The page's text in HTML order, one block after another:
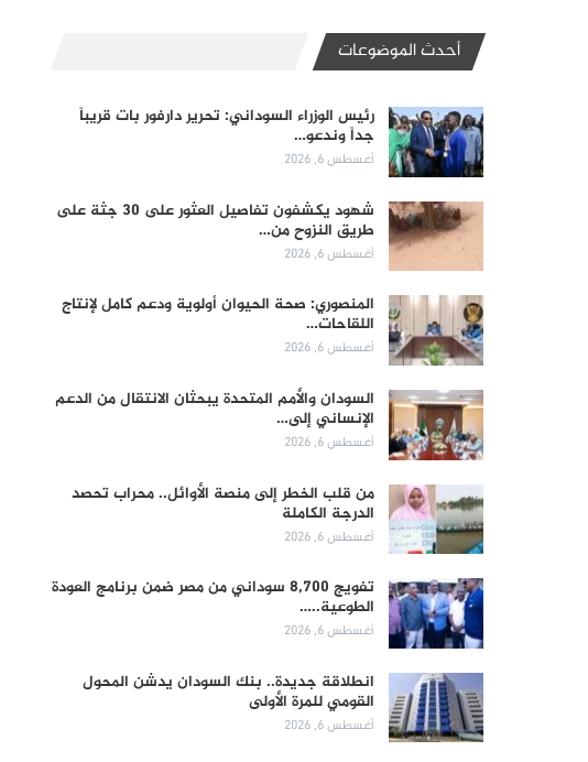
أحدث الموضوعات
رئيس الوزراء السوداني: تحرير دارفور بات قريباً
جداً وندعو…
أغسطس 6, 2026
شهود يكشفون تفاصيل العثور على 30 جثة على
طريق النزوح من…
أغسطس 6, 2026
المنصوري: صحة الحيوان أولوية ودعم كامل لإنتاج
اللقاحات…
أغسطس 6, 2026
السودان والأمم المتحدة يبحثان الانتقال من الدعم
الإنساني إلى…
أغسطس 6, 2026
من قلب الخطر إلى منصة الأوائل.. محراب تحصد
الدرجة الكاملة
أغسطس 6, 2026
تفويج 8,700 سوداني من مصر ضمن برنامج العودة
الطوعية..…
أغسطس 6, 2026
انطلاقة جديدة.. بنك السودان يدشن المحول
القومي للمرة الأولى
أغسطس 6, 2026